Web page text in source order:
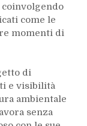
coinvolgendo
come le
momenti di
di
e visibilità
ambientale
senza